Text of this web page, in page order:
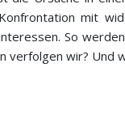
mit
So
verfolgen wir? Und